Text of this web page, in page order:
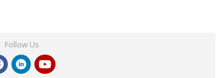
Follow Us